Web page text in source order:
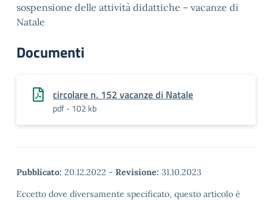
sospensione delle attività didattiche – vacanze di
Natale
Documenti
circolare n. 152 vacanze di Natale
pdf - 102 kb
Pubblicato: 20.12.2022 - Revisione: 31.10.2023
Eccetto dove diversamente specificato, questo articolo è